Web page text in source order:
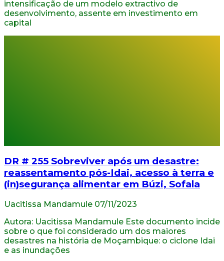
intensificação de um modelo extractivo de
desenvolvimento, assente em investimento em
capital
DR # 255 Sobreviver após um desastre:
reassentamento pós-Idai, acesso à terra e
(in)segurança alimentar em Búzi, Sofala
Uacitissa Mandamule 07/11/2023
Autora: Uacitissa Mandamule Este documento incide
sobre o que foi considerado um dos maiores
desastres na história de Moçambique: o ciclone Idai
e as inundações